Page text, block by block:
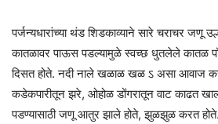
पर्जन्यधारांच्या थंड शिडकाव्याने सारे चराचर जणू
कातळावर पाऊस पडल्यामुळे स्वच्छ धुतलेले कातळ
दिसत होते. नदी नाले खळाळ खळ ऽ असा आवाज
कडेकपारीतून झरे, ओहोळ डोंगरातून वाट काढत
पडण्यासाठी जणू आतुर झाले होते, झुळझुळ करत होते.